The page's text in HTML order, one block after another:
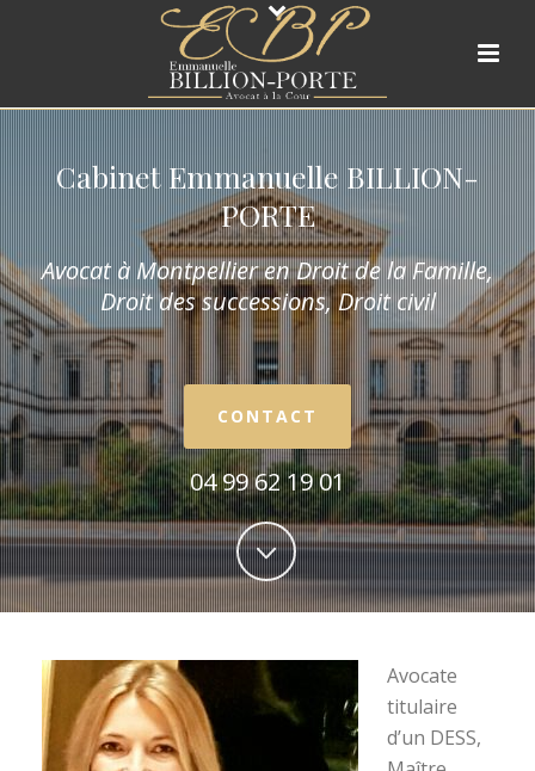
Cabinet Emmanuelle BILLION-
PORTE
Avocat à Montpellier en Droit de la Famille,
Droit des successions, Droit civil
CONTACT
04 99 62 19 01
Avocate
titulaire
d’un DESS,